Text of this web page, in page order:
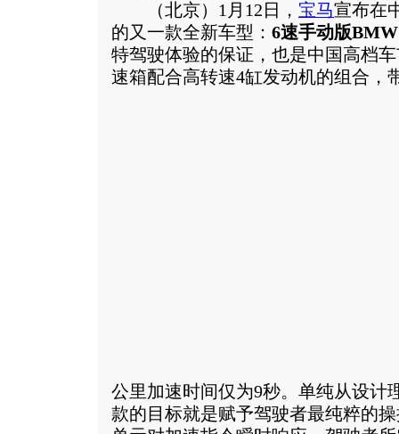
（北京）1月12日， 宝马宣布在
的又一款全新车型： 6速手动版
特驾驶体验的保证，也是中国高档
速箱配合高转速4缸发动机的组合，
公里加速时间仅为9秒。单纯从设计
款的目标就是赋予驾驶者最纯粹的